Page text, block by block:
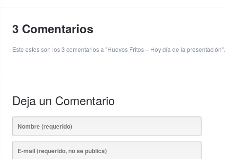
3 Comentarios
Este estos son los 3 comentarios a "Huevos Fritos – Hoy día de la presentación".
Deja un Comentario